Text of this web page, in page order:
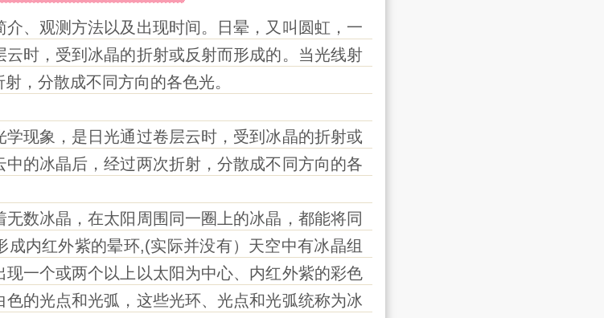
介、观测方法以及出现时间。日晕，又叫圆虹，一
时，受到冰晶的折射或反射而形成的。当光线射
，分散成不同方向的各色光。
现象，是日光通过卷层云时，受到冰晶的折射或
的冰晶后，经过两次折射，分散成不同方向的各
冰晶，在太阳周围同一圈上的冰晶，都能将同
内红外紫的晕环,(实际并没有）天空中有冰晶组
一个或两个以上以太阳为中心、内红外紫的彩色
的光点和光弧，这些光环、光点和光弧统称为冰